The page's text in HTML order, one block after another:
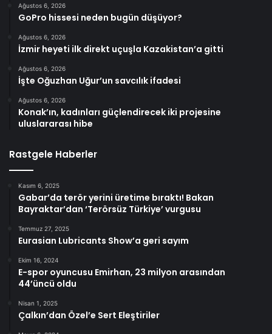
Ağustos 6, 2026
GoPro hissesi neden bugün düşüyor?
Ağustos 6, 2026
İzmir heyeti ilk direkt uçuşla Kazakistan’a gitti
Ağustos 6, 2026
İşte Oğuzhan Uğur’un savcılık ifadesi
Ağustos 6, 2026
Konak’ın, kadınları güçlendirecek iki projesine
uluslararası hibe
Rastgele Haberler
Kasım 6, 2025
Gabar’da terör yerini üretime bıraktı! Bakan
Bayraktar’dan ‘Terörsüz Türkiye’ vurgusu
Temmuz 27, 2025
Eurasian Lubricants Show’a geri sayım
Ekim 16, 2024
E-spor oyuncusu Emirhan, 23 milyon arasından
44’üncü oldu
Nisan 1, 2025
Çalkın’dan Özel’e Sert Eleştiriler